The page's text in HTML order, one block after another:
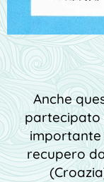
Anche
partecipato
importante
recupero